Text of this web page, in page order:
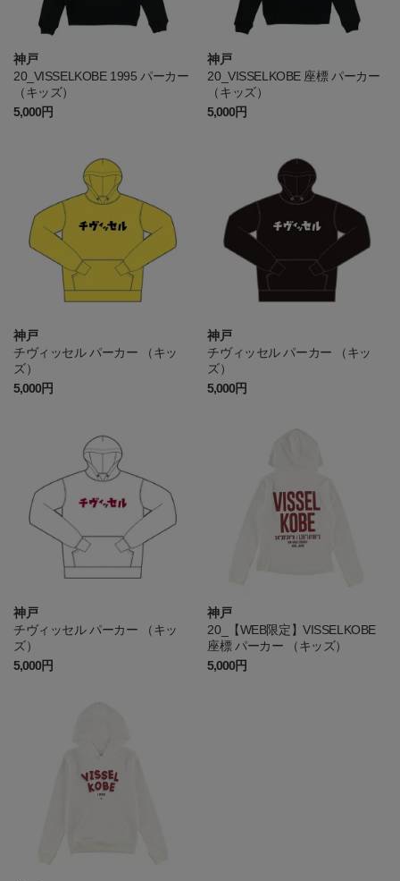
神戸
20_VISSELKOBE 1995 パーカー
（キッズ）
5,000円
神戸
20_VISSELKOBE 座標 パーカー
（キッズ）
5,000円
神戸
チヴィッセル パーカー （キッ
ズ）
5,000円
神戸
チヴィッセル パーカー （キッ
ズ）
5,000円
神戸
チヴィッセル パーカー （キッ
ズ）
5,000円
神戸
20_【WEB限定】VISSELKOBE
座標 パーカー （キッズ）
5,000円